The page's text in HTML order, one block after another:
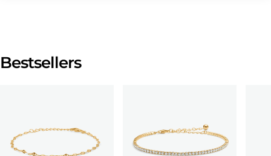
Bestsellers